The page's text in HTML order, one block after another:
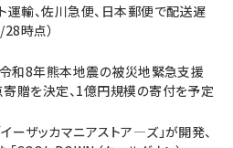
運輸、佐川急便、日本郵便で配送遅
時点）
令和8年熊本地震の被災地緊急支援
贈を決定、1億円規模の寄付を予定
ーザッカマニアストア―ズ」が開発、